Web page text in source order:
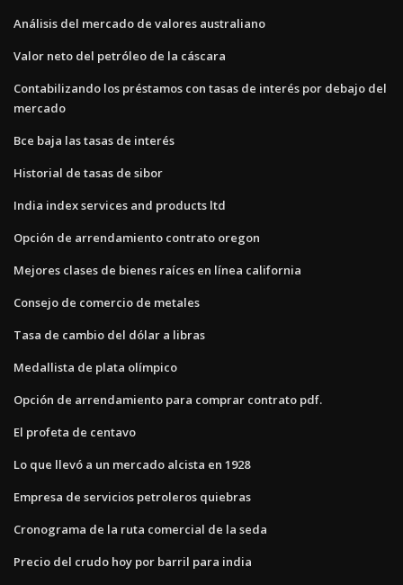
Análisis del mercado de valores australiano
Valor neto del petróleo de la cáscara
Contabilizando los préstamos con tasas de interés por debajo del
mercado
Bce baja las tasas de interés
Historial de tasas de sibor
India index services and products ltd
Opción de arrendamiento contrato oregon
Mejores clases de bienes raíces en línea california
Consejo de comercio de metales
Tasa de cambio del dólar a libras
Medallista de plata olímpico
Opción de arrendamiento para comprar contrato pdf.
El profeta de centavo
Lo que llevó a un mercado alcista en 1928
Empresa de servicios petroleros quiebras
Cronograma de la ruta comercial de la seda
Precio del crudo hoy por barril para india